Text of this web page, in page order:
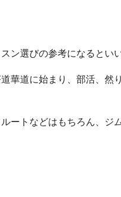
ン選びの参考になるとい
華道に始まり、部活、然
ートなどはもちろん、ジ